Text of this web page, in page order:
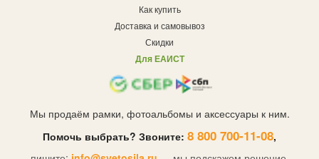
Как купить
Доставка и самовывоз
Скидки
Для ЕАИСТ
Мы продаём рамки, фотоальбомы и аксессуары к ним.
Помочь выбрать? Звоните: 8 800 700-11-08,